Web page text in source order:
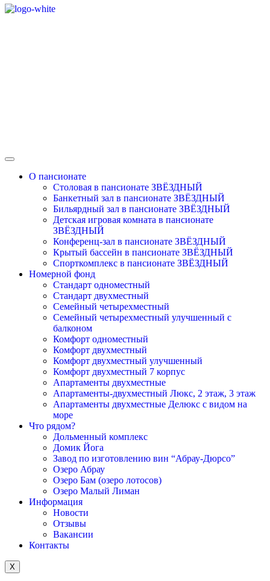
О пансионате
Столовая в пансионате ЗВЁЗДНЫЙ
Банкетный зал в пансионате ЗВЁЗДНЫЙ
Бильярдный зал в пансионате ЗВЁЗДНЫЙ
Детская игровая комната в пансионате
ЗВЁЗДНЫЙ
Конференц-зал в пансионате ЗВЁЗДНЫЙ
Крытый бассейн в пансионате ЗВЁЗДНЫЙ
Спорткомплекс в пансионате ЗВЁЗДНЫЙ
Номерной фонд
Cтандарт одноместный
Cтандарт двухместный
Семейный четырехместный
Семейный четырехместный улучшенный с
балконом
Комфорт одноместный
Комфорт двухместный
Комфорт двухместный улучшенный
Комфорт двухместный 7 корпус
Апартаменты двухместные
Апартаменты-двухместный Люкс, 2 этаж, 3 этаж
Апартаменты двухместные Делюкс с видом на
море
Что рядом?
Дольменный комплекс
Домик Йога
Завод по изготовлению вин “Абрау-Дюрсо”
Озеро Абрау
Озеро Бам (озеро лотосов)
Озеро Малый Лиман
Информация
Новости
Отзывы
Вакансии
Контакты
X